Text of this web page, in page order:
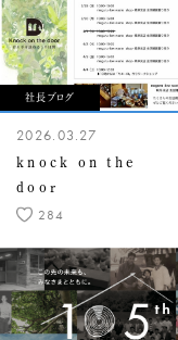
社長ブログ
2026.03.27
knock on the
door
284